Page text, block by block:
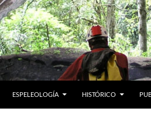
ESPELEOLOGÍA HISTÓRICO